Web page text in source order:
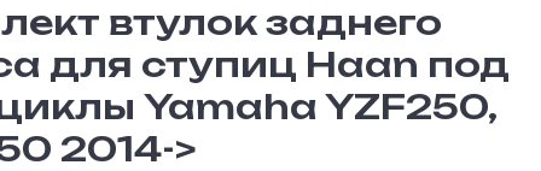
втулок заднего
для ступиц Haan под
Yamaha YZF250,
2014->